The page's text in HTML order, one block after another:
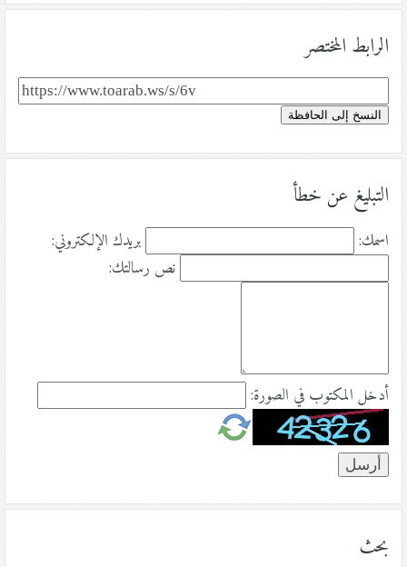
الرابط المختصر
النسخ إلى الحافظة
التبليغ عن خطأ
اسمك:
بريدك الإلكتروني:
نص رسالتك:
أدخل المكتوب في الصورة:
بحث